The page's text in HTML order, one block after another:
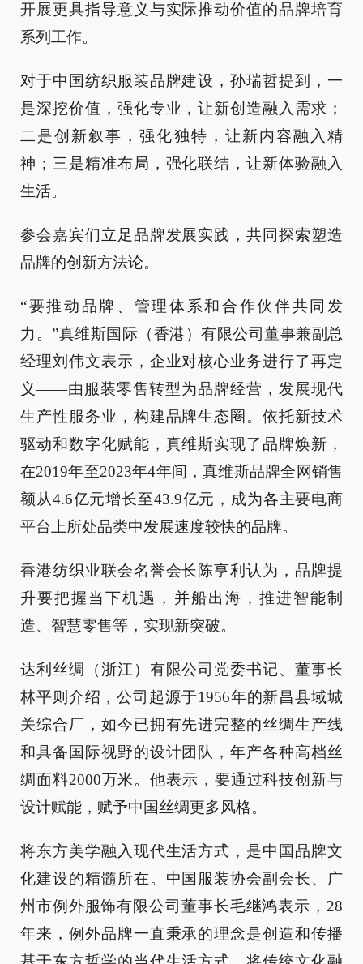
开展更具指导意义与实际推动价值的品牌培育
系列工作。
对于中国纺织服装品牌建设，孙瑞哲提到，一
是深挖价值，强化专业，让新创造融入需求；
二是创新叙事，强化独特，让新内容融入精
神；三是精准布局，强化联结，让新体验融入
生活。
参会嘉宾们立足品牌发展实践，共同探索塑造
品牌的创新方法论。
“要推动品牌、管理体系和合作伙伴共同发
力。”真维斯国际（香港）有限公司董事兼副总
经理刘伟文表示，企业对核心业务进行了再定
义——由服装零售转型为品牌经营，发展现代
生产性服务业，构建品牌生态圈。依托新技术
驱动和数字化赋能，真维斯实现了品牌焕新，
在2019年至2023年4年间，真维斯品牌全网销售
额从4.6亿元增长至43.9亿元，成为各主要电商
平台上所处品类中发展速度较快的品牌。
香港纺织业联会名誉会长陈亨利认为，品牌提
升要把握当下机遇，并船出海，推进智能制
造、智慧零售等，实现新突破。
达利丝绸（浙江）有限公司党委书记、董事长
林平则介绍，公司起源于1956年的新昌县域城
关综合厂，如今已拥有先进完整的丝绸生产线
和具备国际视野的设计团队，年产各种高档丝
绸面料2000万米。他表示，要通过科技创新与
设计赋能，赋予中国丝绸更多风格。
将东方美学融入现代生活方式，是中国品牌文
化建设的精髓所在。中国服装协会副会长、广
州市例外服饰有限公司董事长毛继鸿表示，28
年来，例外品牌一直秉承的理念是创造和传播